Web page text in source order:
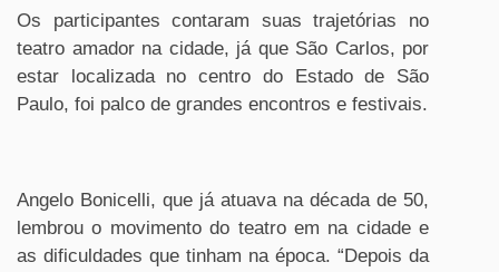
Os participantes contaram suas trajetórias no
teatro amador na cidade, já que São Carlos, por
estar localizada no centro do Estado de São
Paulo, foi palco de grandes encontros e festivais.
Angelo Bonicelli, que já atuava na década de 50,
lembrou o movimento do teatro em na cidade e
as dificuldades que tinham na época. “Depois da